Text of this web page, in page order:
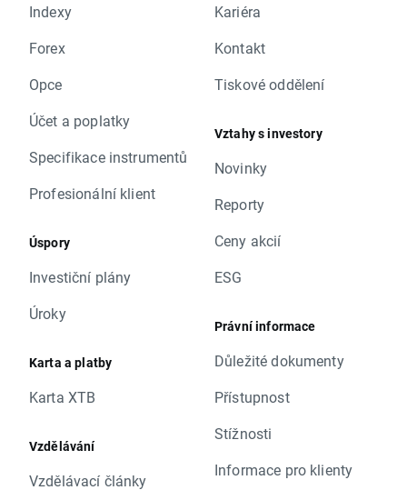
Indexy
Forex
Opce
Účet a poplatky
Specifikace instrumentů
Profesionální klient
Úspory
Investiční plány
Úroky
Karta a platby
Karta XTB
Vzdělávání
Vzdělávací články
Kariéra
Kontakt
Tiskové oddělení
Vztahy s investory
Novinky
Reporty
Ceny akcií
ESG
Právní informace
Důležité dokumenty
Přístupnost
Stížnosti
Informace pro klienty